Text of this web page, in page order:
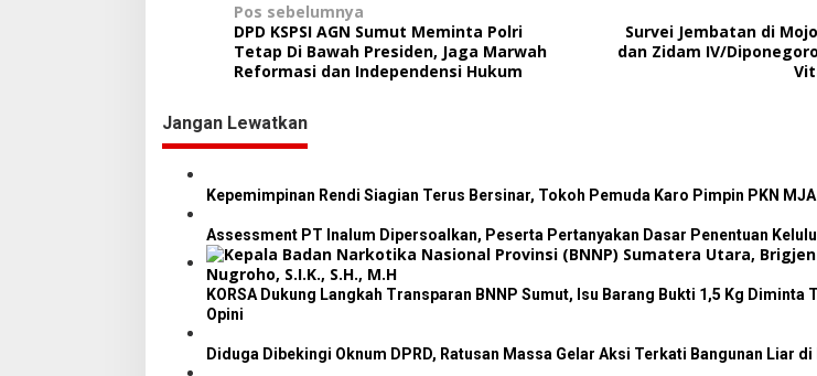
N
a
v
i
g
s
i
p
o
s
Pos sebelumnya
DPD KSPSI AGN Sumut Meminta Polri
Tetap Di Bawah Presiden, Jaga Marwah
Reformasi dan Independensi Hukum
Survei Jembatan di
dan Zidam IV/
Jangan Lewatkan
Kepemimpinan Rendi Siagian Terus Bersinar, Tokoh Pemuda Karo Pimpin PKN
Assessment PT Inalum Dipersoalkan, Peserta Pertanyakan Dasar Penentuan
KORSA Dukung Langkah Transparan BNNP Sumut, Isu Barang Bukti 1,5 Kg Diminta
Opini
Diduga Dibekingi Oknum DPRD, Ratusan Massa Gelar Aksi Terkati Bangunan Liar